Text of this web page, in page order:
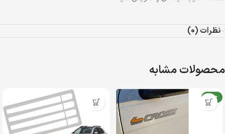
نظرات (0)
محصولات مشابه
جدید